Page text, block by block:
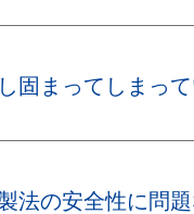
固まってしまっ
法の安全性に問